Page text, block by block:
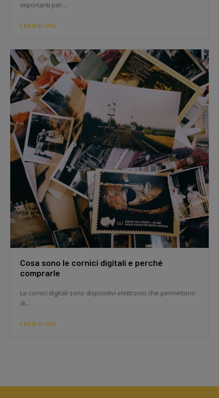
importanti per...
LEGGI DI PIÙ
Cosa sono le cornici digitali e perché
comprarle
Le cornici digitali sono dispositivi elettronici che permettono
di...
LEGGI DI PIÙ